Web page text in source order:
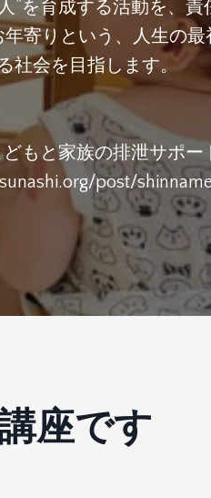
”を育成する活動を、責
寄りという、人生の
社会を目指します。
もと家族の排泄サポー
post/
座です